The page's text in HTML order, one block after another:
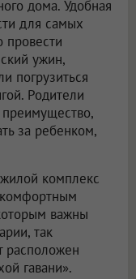
дома. Удобная
для самых
провести
ужин,
погрузиться
Родители
за ребенком,
комплекс
комфортным
важны
так
расположен
гавани».